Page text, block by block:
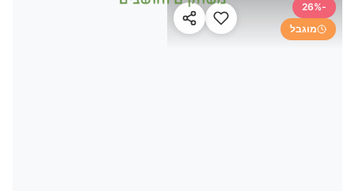
-26%
מוגבל